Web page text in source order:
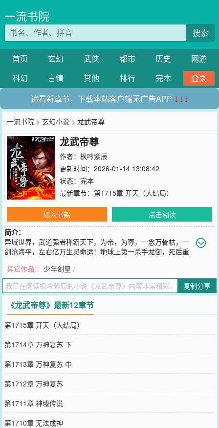
一流书院
搜索
首页 玄幻 武侠 都市 历史
网游
科幻
言情 其他 排行 完本
登录
追看新章节，下载本站客户端无广告APP ↓↓↓
一流书院 >玄幻小说 > 龙武帝尊
龙武帝尊
作者： 枫吟紫辰
更新时间：2026-01-14 13:08:42
状态：完本
最新章节： 第1715章 开天（大结局）
加入书架
点击阅读
简介：
异域世界，武道强者称霸天下，为帝，为尊，一念万骨枯，一
剑沧海平，左右亿万生灵命运！地球上第一杀手龙御，死后重
龙的传人岂会平凡？当传承无上太古之秘的九幽龙印觉醒，昔日废物
变身天才，战八荒，御苍穹，一步一步踏上武道巅峰！【作者已有累
计900万字作品，更新不断，精彩不断，请放心收藏！】
您要是觉得《龙武帝尊 》还不错的话请不要忘记向您QQ群和微博微信
里的朋友推荐哦！
其它作品： 少年剑皇 /
复制分享
《龙武帝尊》最新12章节
第1715章 开天（大结局）
第1714章 万神复苏 下
第1713章 万神复苏 中
第1712章 万神复苏
第1711章 神墟传说
第1710章 无法成神